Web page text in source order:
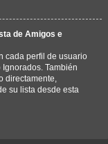
de Amigos e
cada perfil de usuario
También
directamente,
su lista desde esta